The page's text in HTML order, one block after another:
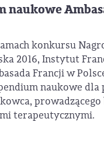
naukowe
konkursu
2016, Instytut
Francji w
naukowe dla
prowadzącego
terapeutycznymi.